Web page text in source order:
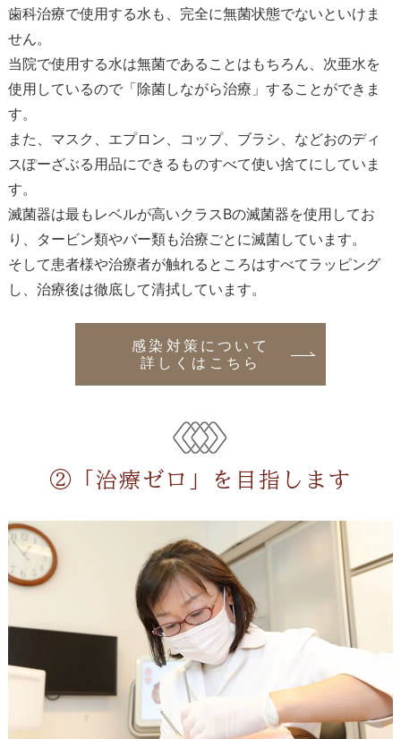
歯科治療で使用する水も、完全に無菌状態でないといけま
せん。
当院で使用する水は無菌であることはもちろん、次亜水を
使用しているので「除菌しながら治療」することができま
す。
また、マスク、エプロン、コップ、ブラシ、などおのディ
スぽーざぶる用品にできるものすべて使い捨てにしていま
す。
滅菌器は最もレベルが高いクラスBの滅菌器を使用してお
り、タービン類やバー類も治療ごとに滅菌しています。
そして患者様や治療者が触れるところはすべてラッピング
し、治療後は徹底して清拭しています。
感染対策について
詳しくはこちら
②「治療ゼロ」を目指します